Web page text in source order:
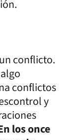
conflicto.
conflictos
y
los once